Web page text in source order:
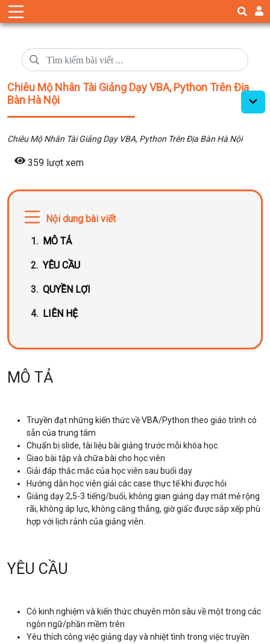
Chiêu Mộ Nhân Tài Giảng Dạy VBA, Python Trên Địa
Bàn Hà Nội
Chiêu Mộ Nhân Tài Giảng Dạy VBA, Python Trên Địa Bàn Hà Nội
359 lượt xem
Nội dung bài viết
MÔ TẢ
YÊU CẦU
QUYỀN LỢI
LIÊN HỆ
MÔ TẢ
Truyền đạt những kiến thức về VBA/Python theo giáo trình có
sẵn của trung tâm
Chuẩn bị slide, tài liệu bài giảng trước mỗi khóa học.
Giao bài tập và chữa bài cho học viên
Giải đáp thắc mắc của học viên sau buổi dạy
Hướng dẫn học viên giải các case thực tế khi được hỏi
Giảng dạy 2,5-3 tiếng/buổi, không gian giảng dạy mát mẻ rộng
rãi, không áp lực, không căng thẳng, giờ giấc được sắp xếp phù
hợp với lịch rảnh của giảng viên.
YÊU CẦU
Có kinh nghiệm và kiến thức chuyên môn sâu về một trong các
ngôn ngữ/phần mềm trên
Yêu thích công việc giảng dạy và nhiệt tình trong việc truyền